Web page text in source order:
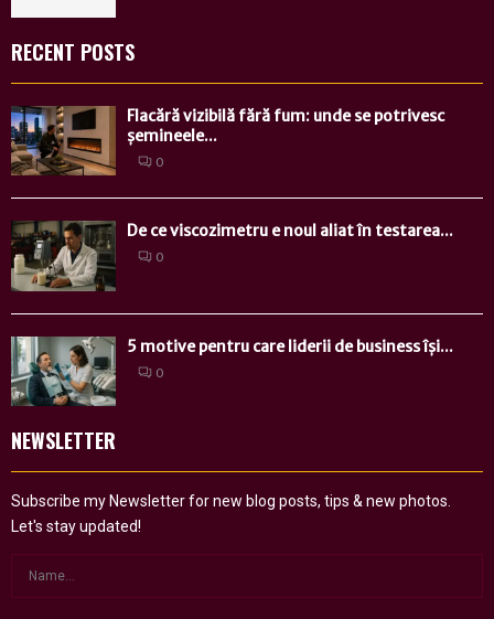
RECENT POSTS
Flacără vizibilă fără fum: unde se potrivesc
șemineele...
0
De ce viscozimetru e noul aliat în testarea...
0
5 motive pentru care liderii de business își...
0
NEWSLETTER
Subscribe my Newsletter for new blog posts, tips & new photos.
Let's stay updated!